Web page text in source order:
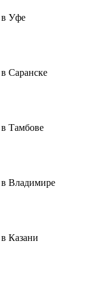
в Уфе
Саранске
Тамбове
Владимире
Казани